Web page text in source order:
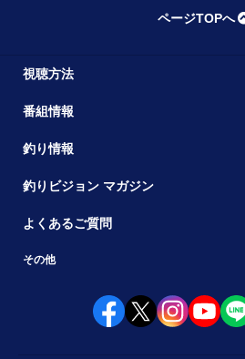
ページTOPへ
視聴方法
番組情報
釣り情報
釣りビジョン マガジン
よくあるご質問
その他